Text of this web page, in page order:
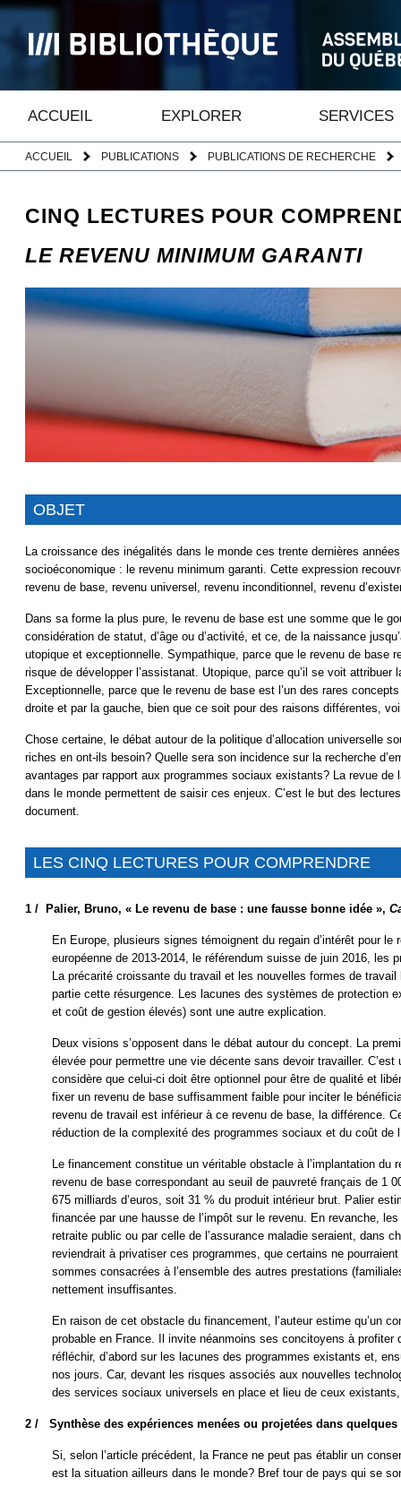
ACCUEIL EXPLORER SERVICES
ACCUEIL PUBLICATIONS PUBLICATIONS DE RECHERCHE
CINQ LECTURES POUR
LE REVENU MINIMUM GARANTI
OBJET
La croissance des inégalités dans le monde ces trente dernières
socioéconomique : le revenu minimum garanti. Cette expression
revenu de base, revenu universel, revenu inconditionnel, revenu
Dans sa forme la plus pure, le revenu de base est une somme que le
considération de statut, d’âge ou d’activité, et ce, de la naissance
utopique et exceptionnelle. Sympathique, parce que le revenu de base
risque de développer l’assistanat. Utopique, parce qu’il se voit attribuer
Exceptionnelle, parce que le revenu de base est l’un des rares
droite et par la gauche, bien que ce soit pour des raisons différentes,
Chose certaine, le débat autour de la politique d’allocation universelle
riches en ont-ils besoin? Quelle sera son incidence sur la recherche
avantages par rapport aux programmes sociaux existants? La revue
dans le monde permettent de saisir ces enjeux. C’est le but des
document.
LES CINQ LECTURES POUR COMPRENDRE
1 / Palier, Bruno, « Le revenu de base : une fausse bonne idée »,
En Europe, plusieurs signes témoignent du regain d’intérêt pour le
européenne de 2013-2014, le référendum suisse de juin 2016, les
La précarité croissante du travail et les nouvelles formes de
partie cette résurgence. Les lacunes des systèmes de protection
et coût de gestion élevés) sont une autre explication.
Deux visions s’opposent dans le débat autour du concept. La
élevée pour permettre une vie décente sans devoir travailler.
considère que celui-ci doit être optionnel pour être de qualité et
fixer un revenu de base suffisamment faible pour inciter le
revenu de travail est inférieur à ce revenu de base, la différence.
réduction de la complexité des programmes sociaux et du coût de
Le financement constitue un véritable obstacle à l’implantation du
revenu de base correspondant au seuil de pauvreté français de 1
675 milliards d’euros, soit 31 % du produit intérieur brut. Palier
financée par une hausse de l’impôt sur le revenu. En revanche,
retraite public ou par celle de l’assurance maladie seraient, dans
reviendrait à privatiser ces programmes, que certains ne
sommes consacrées à l’ensemble des autres prestations
nettement insuffisantes.
En raison de cet obstacle du financement, l’auteur estime qu’un
probable en France. Il invite néanmoins ses concitoyens à profiter
réfléchir, d’abord sur les lacunes des programmes existants et,
nos jours. Car, devant les risques associés aux nouvelles
des services sociaux universels en place et lieu de ceux
2 / Synthèse des expériences menées ou projetées dans
Si, selon l’article précédent, la France ne peut pas établir un
est la situation ailleurs dans le monde? Bref tour de pays qui se